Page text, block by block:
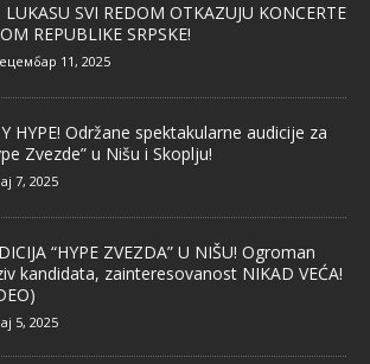
LUKASU SVI REDOM OTKAZUJU KONCERTE
REPUBLIKE SRPSKE!
11, 2025
HYPE! Održane spektakularne audicije za
Zvezde” u Nišu i Skoplju!
7, 2025
“HYPE ZVEZDA” U NIŠU! Ogroman
kandidata, zainteresovanost NIKAD VEĆA!
5, 2025